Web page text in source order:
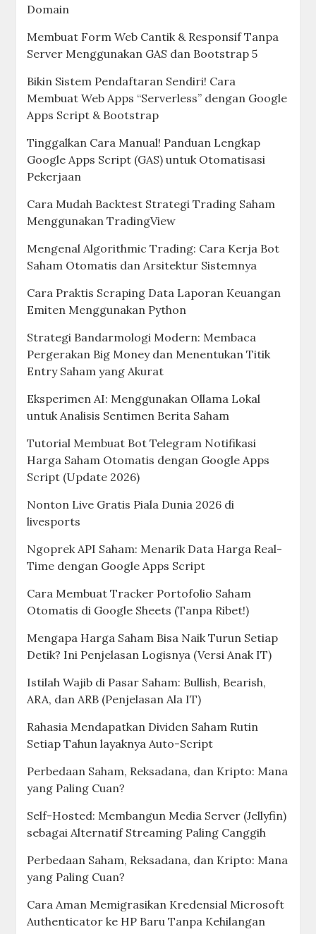
Domain
Membuat Form Web Cantik & Responsif Tanpa
Server Menggunakan GAS dan Bootstrap 5
Bikin Sistem Pendaftaran Sendiri! Cara
Membuat Web Apps “Serverless” dengan Google
Apps Script & Bootstrap
Tinggalkan Cara Manual! Panduan Lengkap
Google Apps Script (GAS) untuk Otomatisasi
Pekerjaan
Cara Mudah Backtest Strategi Trading Saham
Menggunakan TradingView
Mengenal Algorithmic Trading: Cara Kerja Bot
Saham Otomatis dan Arsitektur Sistemnya
Cara Praktis Scraping Data Laporan Keuangan
Emiten Menggunakan Python
Strategi Bandarmologi Modern: Membaca
Pergerakan Big Money dan Menentukan Titik
Entry Saham yang Akurat
Eksperimen AI: Menggunakan Ollama Lokal
untuk Analisis Sentimen Berita Saham
Tutorial Membuat Bot Telegram Notifikasi
Harga Saham Otomatis dengan Google Apps
Script (Update 2026)
Nonton Live Gratis Piala Dunia 2026 di
livesports
Ngoprek API Saham: Menarik Data Harga Real-
Time dengan Google Apps Script
Cara Membuat Tracker Portofolio Saham
Otomatis di Google Sheets (Tanpa Ribet!)
Mengapa Harga Saham Bisa Naik Turun Setiap
Detik? Ini Penjelasan Logisnya (Versi Anak IT)
Istilah Wajib di Pasar Saham: Bullish, Bearish,
ARA, dan ARB (Penjelasan Ala IT)
Rahasia Mendapatkan Dividen Saham Rutin
Setiap Tahun layaknya Auto-Script
Perbedaan Saham, Reksadana, dan Kripto: Mana
yang Paling Cuan?
Self-Hosted: Membangun Media Server (Jellyfin)
sebagai Alternatif Streaming Paling Canggih
Perbedaan Saham, Reksadana, dan Kripto: Mana
yang Paling Cuan?
Cara Aman Memigrasikan Kredensial Microsoft
Authenticator ke HP Baru Tanpa Kehilangan